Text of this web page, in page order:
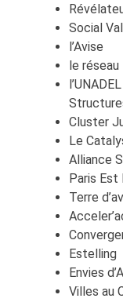
Social
l’Avise
le réseau
Cluster
Le
Alliance
Paris Est
Terre
Estelling
Envies
Villes au